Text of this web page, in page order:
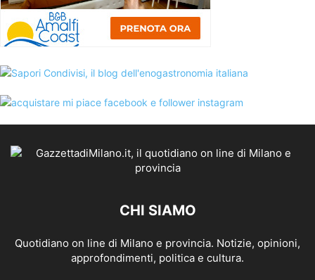
CHI SIAMO
Quotidiano on line di Milano e provincia. Notizie, opinioni,
approfondimenti, politica e cultura.